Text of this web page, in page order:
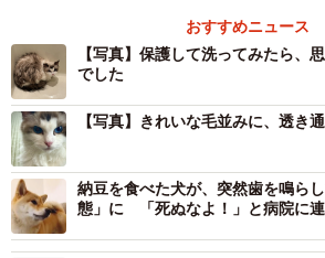
おすすめニュース
【写真】保護して洗ってみたら、
でした
【写真】きれいな毛並みに、透き
納豆を食べた犬が、突然歯を鳴ら
態」に 「死ぬなよ！」と病院に